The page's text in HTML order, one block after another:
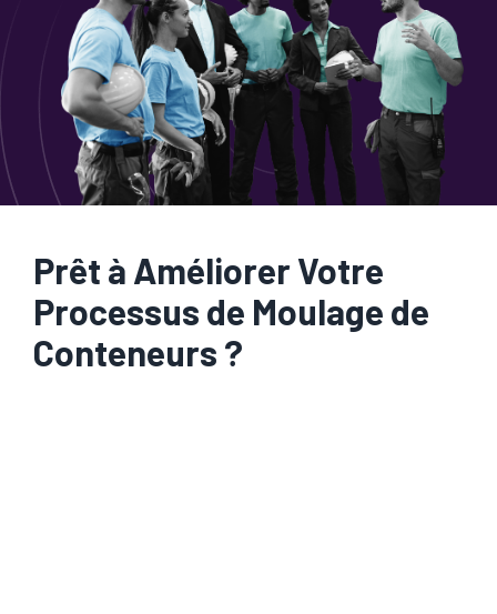
Prêt à Améliorer Votre
Processus de Moulage de
Conteneurs ?